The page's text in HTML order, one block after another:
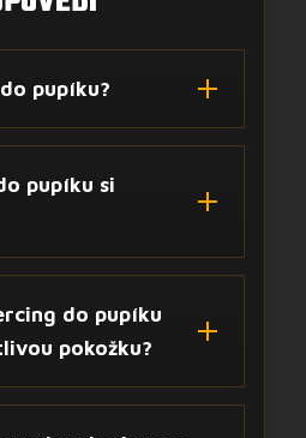
pupíku?
pupíku si
do pupíku
pokožku?